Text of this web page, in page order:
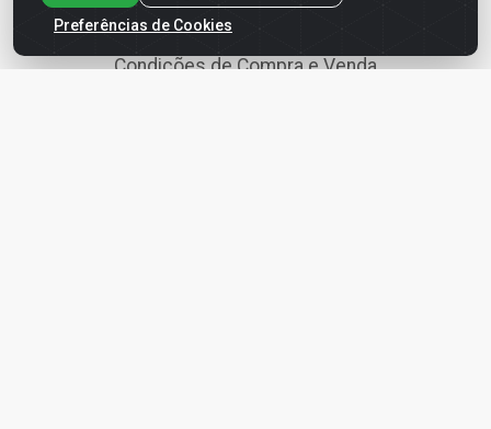
Preferências de CookiesPolítica de Privacidade
Condições de Compra e Venda